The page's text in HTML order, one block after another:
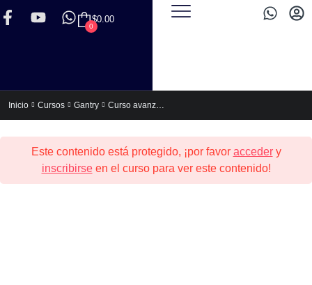
$0.00
0
Inicio Cursos Gantry Curso avanzado de Gantry 5
Este contenido está protegido, ¡por favor accedery
inscribirseen el curso para ver este contenido!